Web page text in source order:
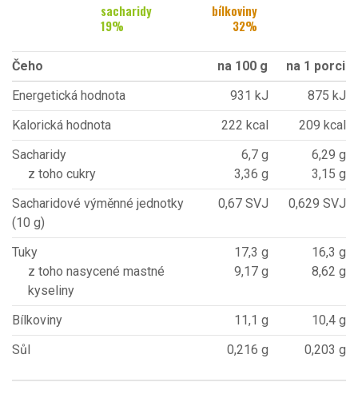
sacharidy
19%
bílkoviny
32%
Čeho na 100 g
na 1 porci
Energetická hodnota
931 kJ
875 kJ
Kalorická hodnota
222 kcal
209 kcal
Sacharidy
z toho cukry
6,7 g
3,36 g
6,29 g
3,15 g
Sacharidové výměnné jednotky
(10 g)
0,67 SVJ 0,629 SVJ
Tuky
z toho nasycené mastné
kyseliny
17,3 g
9,17 g
16,3 g
8,62 g
Bílkoviny 11,1 g
10,4 g
Sůl
0,216 g 0,203 g